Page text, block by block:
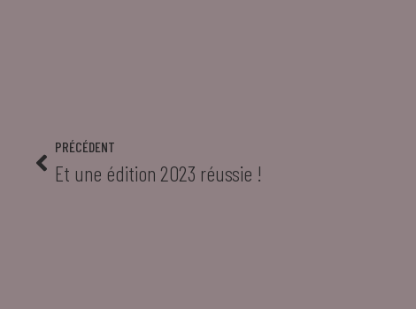
PRÉCÉDENT
Et une édition 2023 réussie !